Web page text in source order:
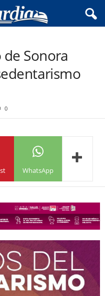
Sonora
0
WhatsApp